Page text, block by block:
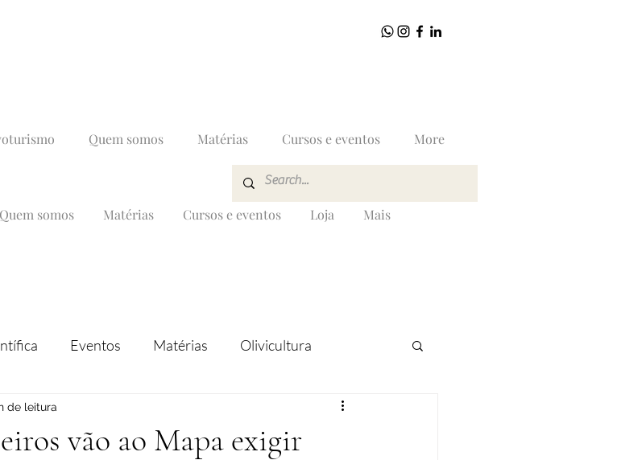
Quem somos Matérias Cursos e eventos More
Eventos Matérias Olivicultura
vão ao Mapa exigir
de leitura
Quem somos Matérias Cursos e eventos Loja Mais